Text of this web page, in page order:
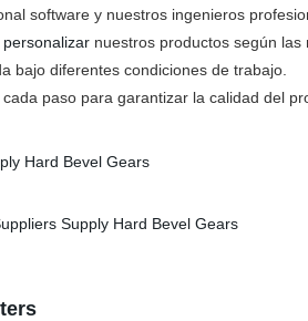
software y nuestros ingenieros
nuestros productos según las
bajo diferentes condiciones de trabajo.
paso para garantizar la calidad del